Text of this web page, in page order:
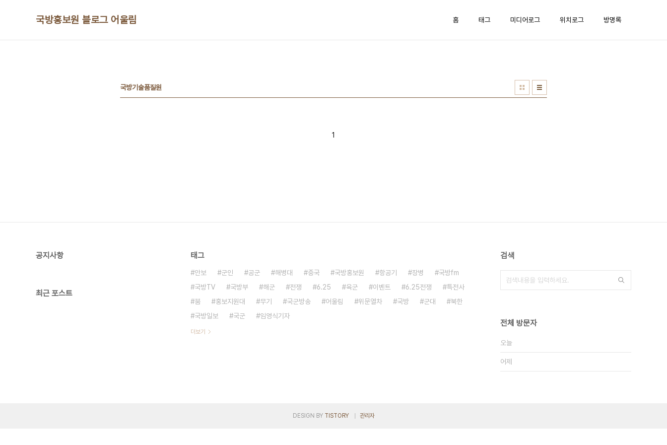
국방홍보원 블로그 어울림 홈 태그 미디어로그 위치로그 방명록
국방기술품질원
1
공지사항
최근 포스트
태그
안보 군인 공군 해병대 중국 국방홍보원 항공기 장병
국방fm
국방TV
국방부 해군 전쟁 6.25 육군 이벤트 6.25전쟁
특전사
붐
홍보지원대 무기 국군방송 어울림 위문열차 국방 군대
북한
국방일보
국군 임영식기자
더보기
검색
전체 방문자
오늘
어제
DESIGN BY TISTORY 관리자